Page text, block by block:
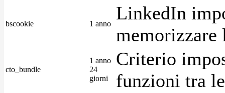
bscookie 1 anno
LinkedIn
memorizzare
cto_bundle
1 anno
24
giorni
Criterio
funzioni tra